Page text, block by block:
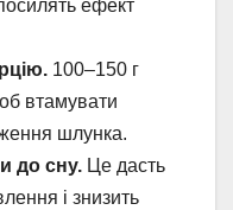
ефект
100–150 г
втамувати
шлунка.
до сну. Це дасть
і знизить